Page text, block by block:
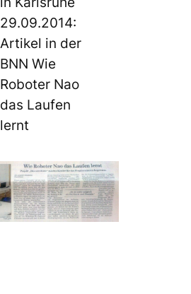
29.09.2014:
Artikel in der
BNN Wie
Roboter Nao
das Laufen
lernt